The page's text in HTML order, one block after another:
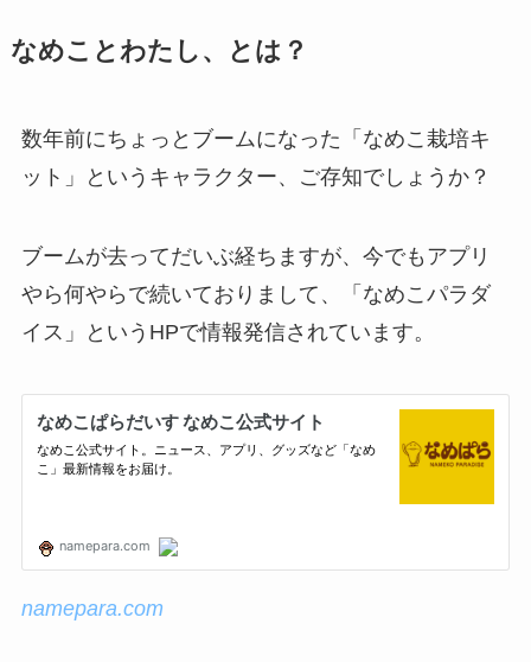
なめことわたし、とは？
数年前にちょっとブームになった「なめこ栽培キ
ット」というキャラクター、ご存知でしょうか？
ブームが去ってだいぶ経ちますが、今でもアプリ
やら何やらで続いておりまして、「なめこパラダ
イス」というHPで情報発信されています。
namepara.com